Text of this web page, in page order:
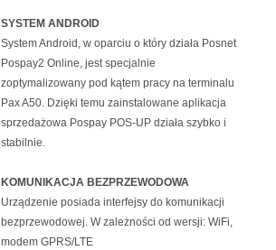
SYSTEM ANDROID
System Android, w oparciu o który działa Posnet
Pospay2 Online, jest specjalnie
zoptymalizowany pod kątem pracy na terminalu
Pax A50. Dzięki temu zainstalowane aplikacja
sprzedażowa Pospay POS-UP działa szybko i
stabilnie.
KOMUNIKACJA BEZPRZEWODOWA
Urządzenie posiada interfejsy do komunikacji
bezprzewodowej. W zależności od wersji: WiFi,
modem GPRS/LTE